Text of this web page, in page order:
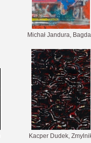
Michał Jandura,
Kacper Dudek,